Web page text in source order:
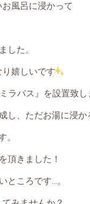
風呂に浸かって
した。
嬉しいです
ラバス』を設置致し
し、ただお湯に浸
。
頂きました！
ところです…。